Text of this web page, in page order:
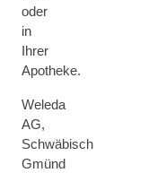
oder
in
Ihrer
Apotheke.
Weleda
AG,
Schwäbisch
Gmünd